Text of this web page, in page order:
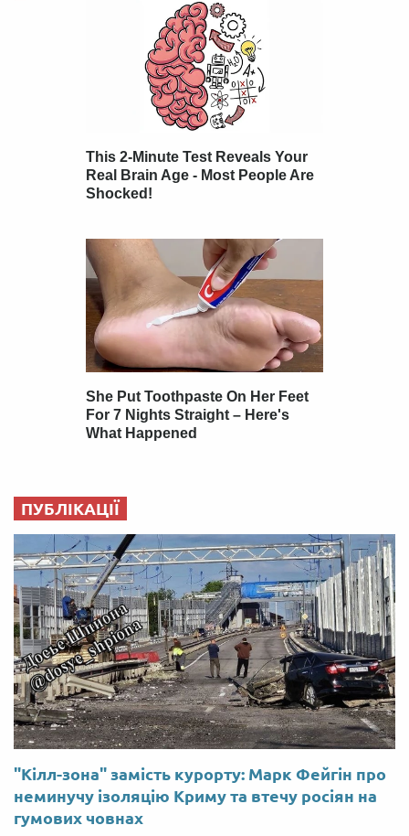
ПУБЛІКАЦІЇ
"Кілл-зона" замість курорту: Марк Фейгін про
неминучу ізоляцію Криму та втечу росіян на
гумових човнах